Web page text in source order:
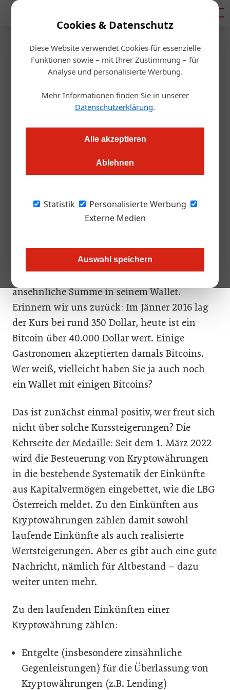
Cookies & Datenschutz
Diese Website verwendet Cookies für essenzielle
Funktionen sowie – mit Ihrer Zustimmung – für
Analyse und personalisierte Werbung.
Mehr Informationen finden Sie in unserer
Datenschutzerklärung.
Alle akzeptieren
Ablehnen
Statistik
Personalisierte Werbung
Externe Medien
Auswahl speichern
Startseite/Management
Kryptowährungen
Achtung: Neue Besteuerung
von Kryptowährungen
Achtung: Seit dem 1. März 2022 fallen nunmehr auch
Einkünfte aus Kapitalvermögen.
seinem Betrieb als Zahlungsmittel akzeptiert
hat, der hat wohl heute, so er oder sie weiter
ansehnliche Summe in seinem Wallet.
Erinnern wir uns zurück: Im Jänner 2016 lag
der Kurs bei rund 350 Dollar, heute ist ein
Bitcoin über 40.000 Dollar wert. Einige
Gastronomen akzeptierten damals Bitcoins.
Wer weiß, vielleicht haben Sie ja auch noch
ein Wallet mit einigen Bitcoins?
Das ist zunächst einmal positiv, wer freut sich
nicht über solche Kurssteigerungen? Die
Kehrseite der Medaille: Seit dem 1. März 2022
wird die Besteuerung von Kryptowährungen
in die bestehende Systematik der Einkünfte
aus Kapitalvermögen eingebettet, wie die LBG
Österreich meldet. Zu den Einkünften aus
Kryptowährungen zählen damit sowohl
laufende Einkünfte als auch realisierte
Wertsteigerungen. Aber es gibt auch eine gute
Nachricht, nämlich für Altbestand – dazu
weiter unten mehr.
Zu den laufenden Einkünften einer
Kryptowährung zählen:
Entgelte (insbesondere zinsähnliche
Gegenleistungen) für die Überlassung von
Kryptowährungen (z.B. Lending)